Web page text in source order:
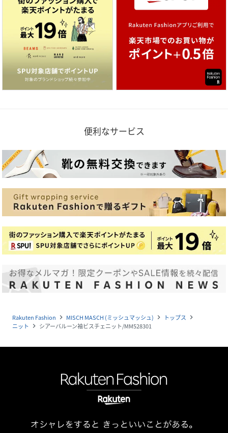
便利なサービス
Rakuten Fashion navigate_next MISCH MASCH (ミッシュマッシュ) navigate_next トップス navigate_next
ニット navigate_next シアーバルーン袖ビスチェニット/MM528301